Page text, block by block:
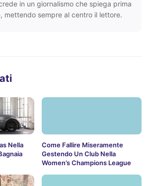
in un giornalismo che spiega prima
mettendo sempre al centro il lettore.
Nella
Come Fallire Miseramente
Gestendo Un Club Nella
Women’s Champions League